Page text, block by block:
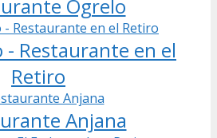
Ogrelo
- Restaurante en el
Retiro
Anjana